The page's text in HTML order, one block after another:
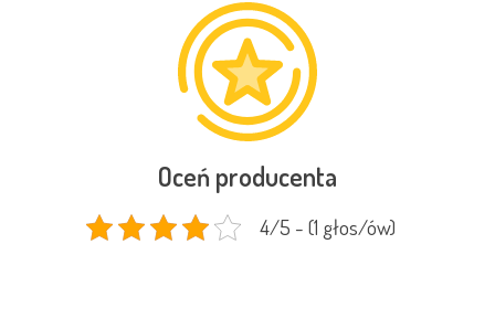
Oceń producenta
4/5 - (1 głos/ów)